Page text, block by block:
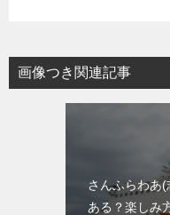
画像つき関連記事
さんふらわあ
ある？楽しみ